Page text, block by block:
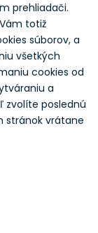
prehliadači.
totiž
súborov, a
všetkých
cookies od
a
zvolíte poslednú
stránok vrátane